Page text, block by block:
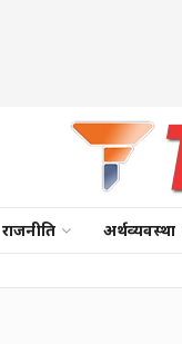
राजनीति अर्थव्यवस्था